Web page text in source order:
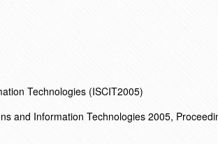
Technologies (ISCIT2005)
and Information Technologies 2005,